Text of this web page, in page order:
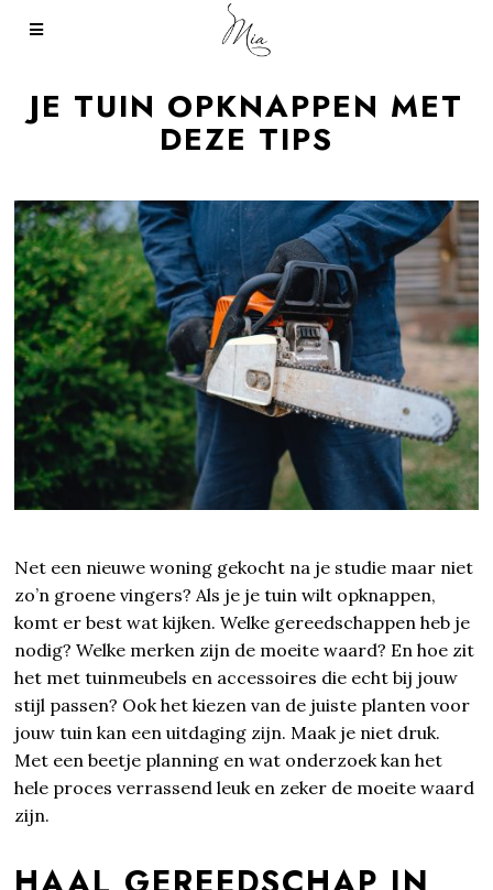
JE TUIN OPKNAPPEN MET
DEZE TIPS
Net een nieuwe woning gekocht na je studie maar niet
zo’n groene vingers? Als je je tuin wilt opknappen,
komt er best wat kijken. Welke gereedschappen heb je
nodig? Welke merken zijn de moeite waard? En hoe zit
het met tuinmeubels en accessoires die echt bij jouw
stijl passen? Ook het kiezen van de juiste planten voor
jouw tuin kan een uitdaging zijn. Maak je niet druk.
Met een beetje planning en wat onderzoek kan het
hele proces verrassend leuk en zeker de moeite waard
zijn.